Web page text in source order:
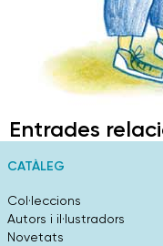
Entrades
CATÀLEG
Col·leccions
Autors i il·lustradors
Novetats